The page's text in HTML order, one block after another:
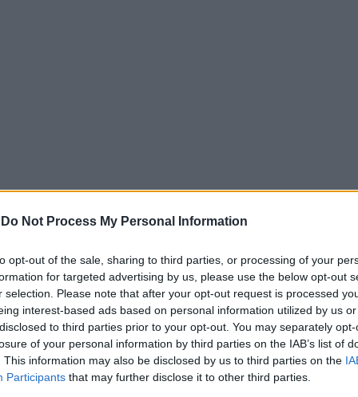
Do Not Process My Personal Information
opt-out of the sale, sharing to third parties, or processing of your
for targeted advertising by us, please use the below opt-out
selection. Please note that after your opt-out request is processed
interest-based ads based on personal information utilized by us
to third parties prior to your opt-out. You may separately
of your personal information by third parties on the IAB’s list of
This information may also be disclosed by us to third parties on the
Participants that may further disclose it to other third parties.
από την περασμένη εβδομάδα, της
με το κόμμα του καταδικασθέντος και
είχε στη διεύθυνση της Εγκληματικής Οργάνωσης
καχυποψία από μεγάλη μερίδα ΜΜΕ, που τον